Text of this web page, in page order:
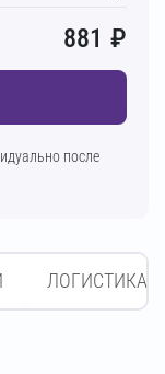
881 ₽
после
ЛОГИСТИКА